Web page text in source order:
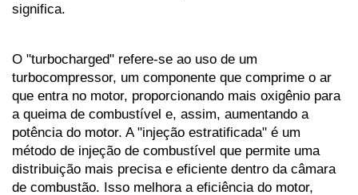
significa.
O "turbocharged" refere-se ao uso de um
turbocompressor, um componente que comprime o ar
que entra no motor, proporcionando mais oxigênio para
a queima de combustível e, assim, aumentando a
potência do motor. A "injeção estratificada" é um
método de injeção de combustível que permite uma
distribuição mais precisa e eficiente dentro da câmara
de combustão. Isso melhora a eficiência do motor,